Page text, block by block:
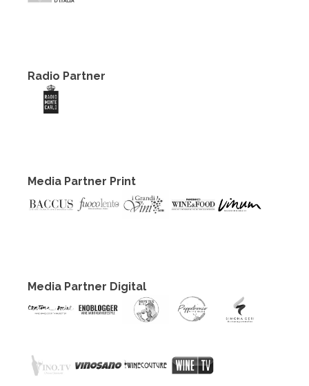
Radio Partner
Media Partner Print
Media Partner Digital